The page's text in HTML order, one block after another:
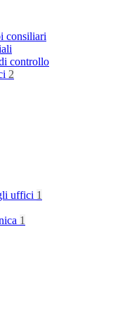
consiliari
controllo
2
uffici 1
1